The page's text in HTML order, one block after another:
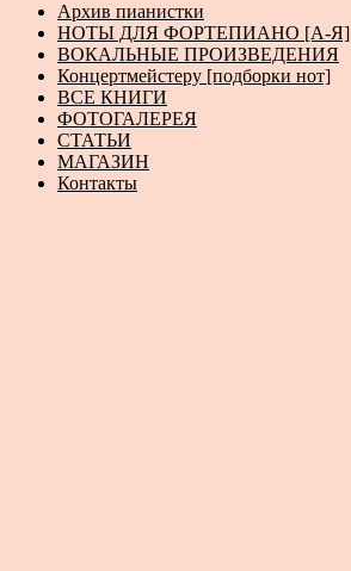
Архив пианистки
НОТЫ ДЛЯ ФОРТЕПИАНО [А-Я]
ВОКАЛЬНЫЕ ПРОИЗВЕДЕНИЯ
Концертмейстеру [подборки нот]
ВСЕ КНИГИ
ФОТОГАЛЕРЕЯ
СТАТЬИ
МАГАЗИН
Контакты